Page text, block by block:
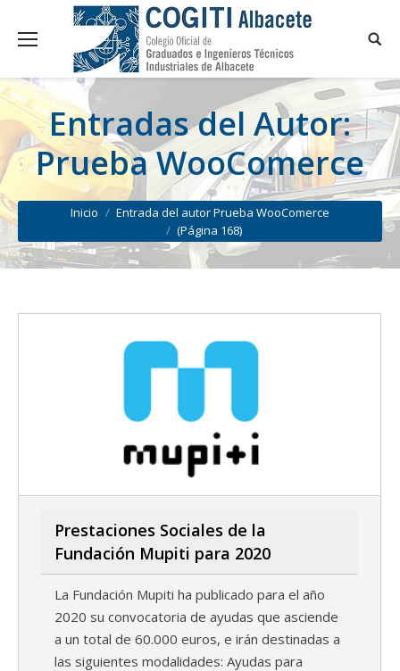
Entradas del Autor:
Prueba WooComerce
You are here:
Inicio
Entrada del autor Prueba WooComerce
(Página 168)
Prestaciones Sociales de la
Fundación Mupiti para 2020
La Fundación Mupiti ha publicado para el año
2020 su convocatoria de ayudas que asciende
a un total de 60.000 euros, e irán destinadas a
las siguientes modalidades: Ayudas para